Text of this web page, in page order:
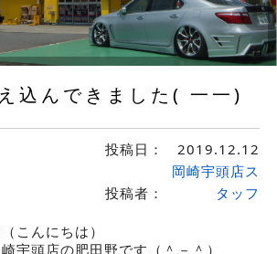
込んできました( 一一)
投稿日： 2019.12.12
投稿者：
岡崎宇頭店ス
タッフ
こんにちは）
宇頭店の肥田野です（＾－＾）